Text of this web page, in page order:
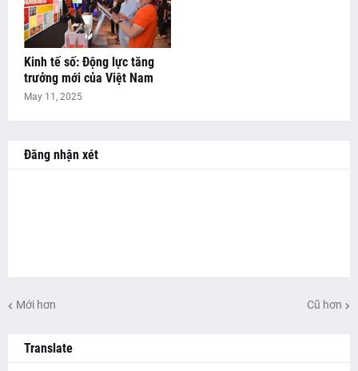
Kinh tế số: Động lực tăng
trưởng mới của Việt Nam
May 11, 2025
Đăng nhận xét
Mới hơn Cũ hơn
Translate